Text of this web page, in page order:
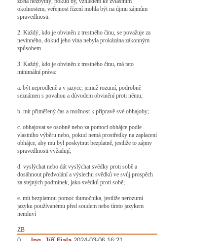
okolnostem, veřejnost řízení mohla být na újmu zájmům
spravedlnosti.
2. Každý, kdo je obviněn z trestného činu, se považuje za
nevinného, dokud jeho vina nebyla prokázána zákonným
způsobem.
3. Každý, kdo je obviněn z trestného činu, má tato
minimální práva:
a. být neprodleně a v jazyce, jemuž rozumí, podrobně
seznámen s povahou a důvodem obvinění proti němu;
b. mít přiměřený čas a možnost k přípravě své obhajoby;
c. obhajovat se osobně nebo za pomoci obhájce podle
vlastního výběru nebo, pokud nemá prostředky na zaplacení
obhájce, aby mu byl poskytnut bezplatně, jestliže to zájmy
spravedlnosti vyžadují;
d. vyslýchat nebo dát vyslýchat svědky proti sobě a
dosáhnout předvolání a výslechu svědků ve svůj prospěch
za stejných podmínek, jako svědků proti sobě;
e. mít bezplatnou pomoc tlumočníka, jestliže nerozumí
jazyku používanému před soudem nebo tímto jazykem
nemluví
ZB